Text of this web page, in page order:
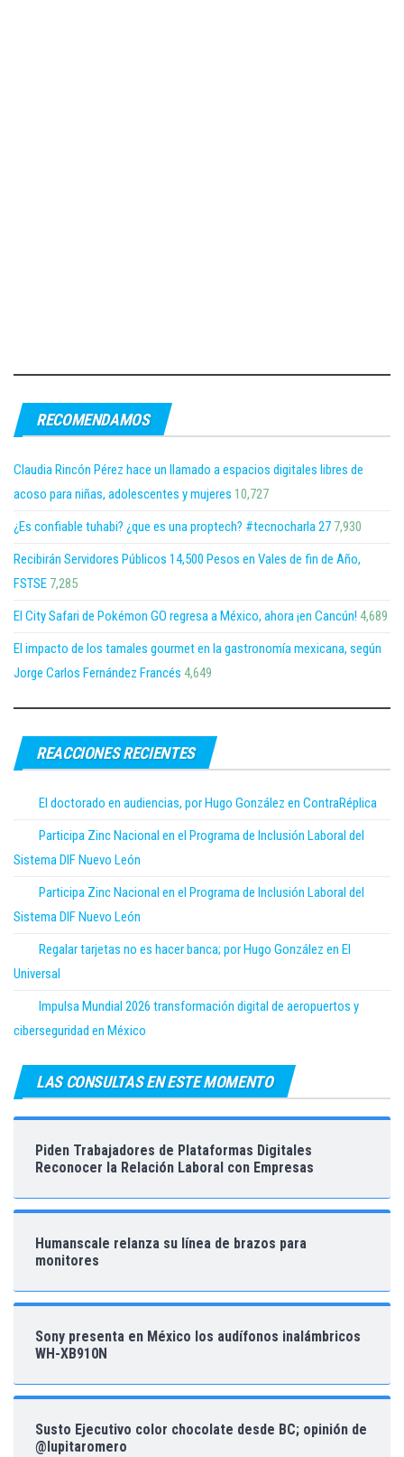
RECOMENDAMOS
Claudia Rincón Pérez hace un llamado a espacios digitales libres de
acoso para niñas, adolescentes y mujeres 10,727
¿Es confiable tuhabi? ¿que es una proptech? #tecnocharla 27 7,930
Recibirán Servidores Públicos 14,500 Pesos en Vales de fin de Año,
FSTSE 7,285
El City Safari de Pokémon GO regresa a México, ahora ¡en Cancún! 4,689
El impacto de los tamales gourmet en la gastronomía mexicana, según
Jorge Carlos Fernández Francés 4,649
REACCIONES RECIENTES
El doctorado en audiencias, por Hugo González en ContraRéplica
Participa Zinc Nacional en el Programa de Inclusión Laboral del
Sistema DIF Nuevo León
Participa Zinc Nacional en el Programa de Inclusión Laboral del
Sistema DIF Nuevo León
Regalar tarjetas no es hacer banca; por Hugo González en El
Universal
Impulsa Mundial 2026 transformación digital de aeropuertos y
ciberseguridad en México
LAS CONSULTAS EN ESTE MOMENTO
Piden Trabajadores de Plataformas Digitales
Reconocer la Relación Laboral con Empresas
Humanscale relanza su línea de brazos para
monitores
Sony presenta en México los audífonos inalámbricos
WH-XB910N
Susto Ejecutivo color chocolate desde BC; opinión de
@lupitaromero